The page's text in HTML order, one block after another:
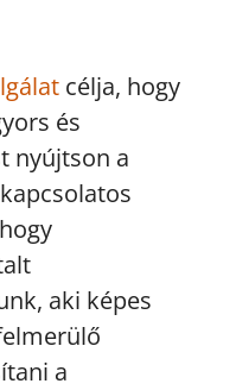
célja, hogy
és
nyújtson a
aki képes
a